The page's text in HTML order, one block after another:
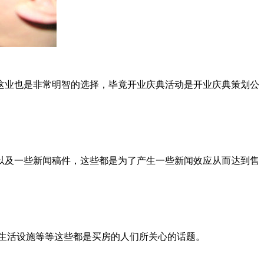
也是非常明智的选择，毕竟开业庆典活动是开业庆典策划公
一些新闻稿件，这些都是为了产生一些新闻效应从而达到售
设施等等这些都是买房的人们所关心的话题。